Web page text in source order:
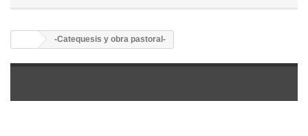
-Catequesis y obra pastoral-